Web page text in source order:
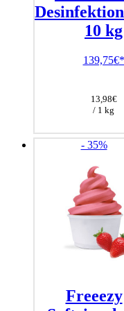
10 kg
139,75€
13,98€
/ 1 kg
- 35%
Freeezy